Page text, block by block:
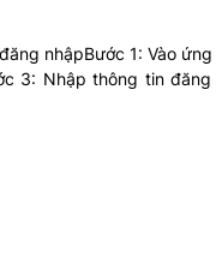
nhậpBước 1: Vào ứng
3: Nhập thông tin đăng